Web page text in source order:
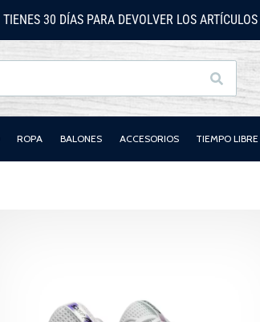
TIENES 30 DÍAS PARA DEVOLVER LOS ARTÍCULOS
Buscar
ROPA BALONES ACCESORIOS TIEMPO LIBRE